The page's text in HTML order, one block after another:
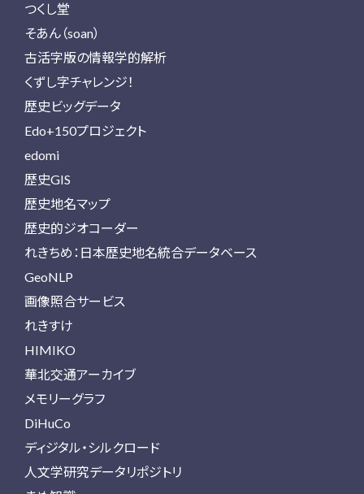
つくし堂
そあん（soan）
古活字版の情報学的解析
くずし字チャレンジ！
歴史ビッグデータ
Edo+150プロジェクト
edomi
歴史GIS
歴史地名マップ
歴史的ジオコーダー
れきちめ：日本歴史地名統合データベース
GeoNLP
画像照合サービス
れきすけ
HIMIKO
華北交通アーカイブ
メモリーグラフ
DiHuCo
ディジタル・シルクロード
人文学研究データリポジトリ